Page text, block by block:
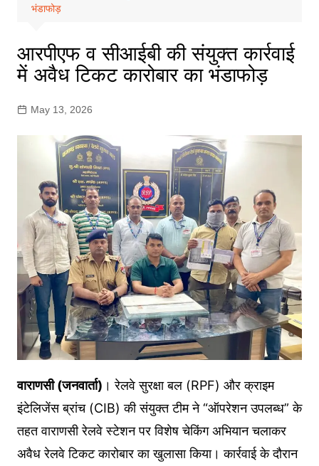
भंडाफोड़
आरपीएफ व सीआईबी की संयुक्त कार्रवाई
में अवैध टिकट कारोबार का भंडाफोड़
May 13, 2026
वाराणसी (जनवार्ता) । रेलवे सुरक्षा बल (RPF) और क्राइम
इंटेलिजेंस ब्रांच (CIB) की संयुक्त टीम ने “ऑपरेशन उपलब्ध” के
तहत वाराणसी रेलवे स्टेशन पर विशेष चेकिंग अभियान चलाकर
अवैध रेलवे टिकट कारोबार का खुलासा किया। कार्रवाई के दौरान